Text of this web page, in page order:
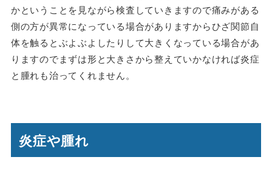
かということを見ながら検査していきますので痛みがある
側の方が異常になっている場合がありますからひざ関節自
体を触るとぶよぶよしたりして大きくなっている場合があ
りますのでまずは形と大きさから整えていかなければ炎症
と腫れも治ってくれません。
炎症や腫れ